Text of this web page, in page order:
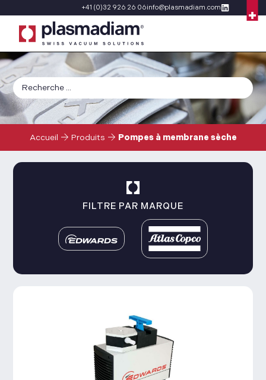
+41 (0)32 926 26 06info@plasmadiam.com
Accueil Produits Pompes à membrane sèche
FILTRE PAR MARQUE